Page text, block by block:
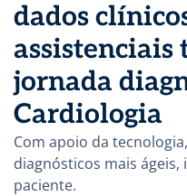
dados
assistenciais
jornada
Cardiologia
Com apoio da
diagnósticos mais
paciente.